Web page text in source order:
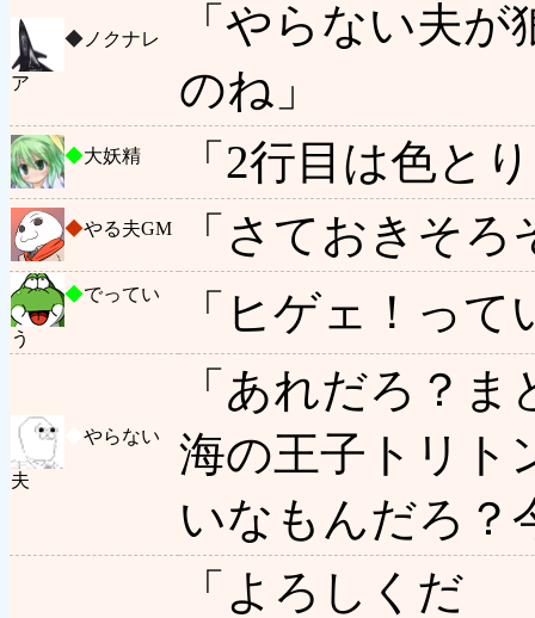
◆ ノクナレ
ア
「やらない夫
のね」
◆大妖精 「2行目は色と
◆やる夫GM 「さておきそ
◆でってい
う
「ヒゲェ！っ
やらない
夫
「あれだろ？
海の王子トリト
いなもんだろ？
「よろしくだ